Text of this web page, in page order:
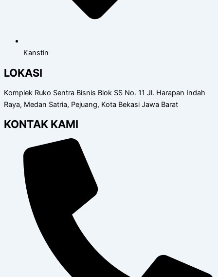
Kanstin
LOKASI
Komplek Ruko Sentra Bisnis Blok SS No. 11 Jl. Harapan Indah
Raya, Medan Satria, Pejuang, Kota Bekasi Jawa Barat
KONTAK KAMI